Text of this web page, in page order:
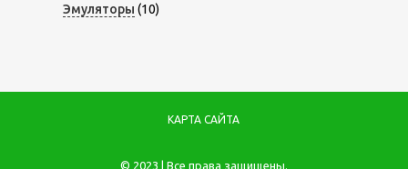
Эмуляторы (10)
КАРТА САЙТА
© 2023 | Все права защищены.